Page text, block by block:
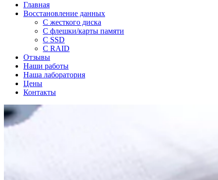
Главная
Восстановление данных
С жесткого диска
С флешки/карты памяти
С SSD
С RAID
Отзывы
Наши работы
Наша лаборатория
Цены
Контакты